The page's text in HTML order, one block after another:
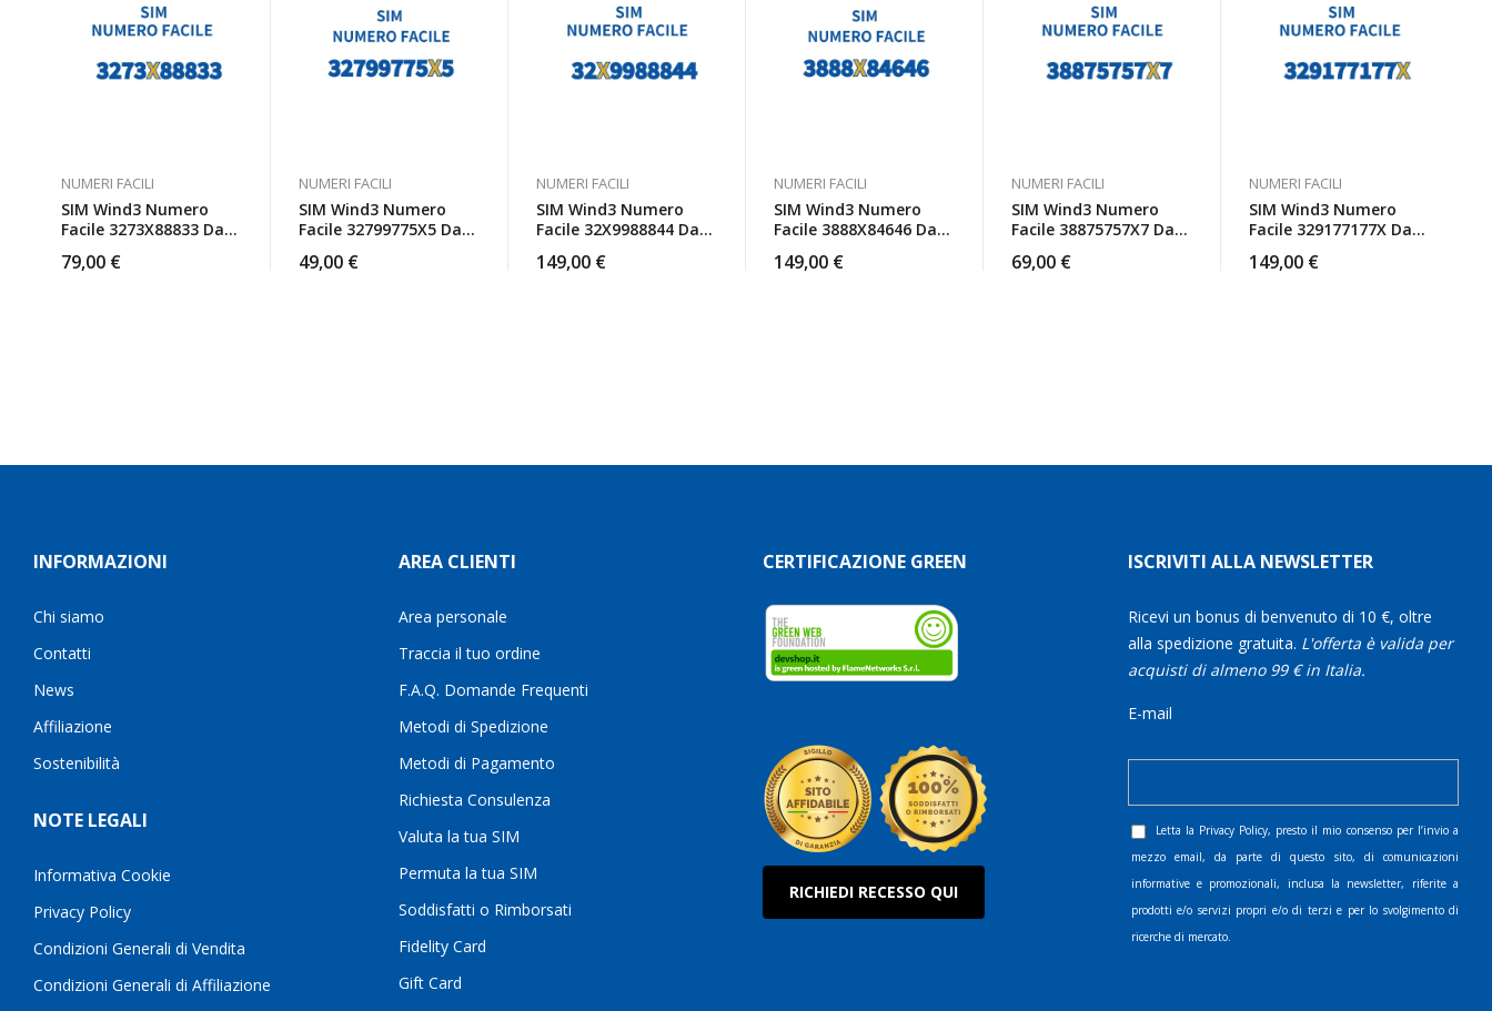
NUMERI FACILI
SIM Wind3 Numero
Facile 3273X88833 Da
79,00 €
NUMERI FACILI
SIM Wind3 Numero
Facile 32799775X5 Da
49,00 €
NUMERI FACILI
SIM Wind3 Numero
Facile 32X9988844 Da
149,00 €
NUMERI FACILI
SIM Wind3 Numero
Facile 3888X84646 Da
149,00 €
NUMERI FACILI
SIM Wind3 Numero
Facile 38875757X7 Da
69,00 €
NUMERI FACILI
SIM Wind3 Numero
Facile 329177177X Da
149,00 €
INFORMAZIONI
Chi siamo
Contatti
News
Affiliazione
Sostenibilità
NOTE LEGALI
Informativa Cookie
Privacy Policy
Condizioni Generali di Vendita
Condizioni Generali di Affiliazione
AREA CLIENTI
Area personale
Traccia il tuo ordine
F.A.Q. Domande Frequenti
Metodi di Spedizione
Metodi di Pagamento
Richiesta Consulenza
Valuta la tua SIM
Permuta la tua SIM
Soddisfatti o Rimborsati
Fidelity Card
Gift Card
CERTIFICAZIONE GREEN
RICHIEDI RECESSO QUI
ISCRIVITI ALLA NEWSLETTER
Ricevi un bonus di benvenuto di 10 €, oltre
alla spedizione gratuita. L'offerta è valida per
acquisti di almeno 99 € in Italia.
E-mail
Letta la Privacy Policy, presto il mio consenso per l’invio a
mezzo email, da parte di questo sito, di comunicazioni
informative e promozionali, inclusa la newsletter, riferite a
prodotti e/o servizi propri e/o di terzi e per lo svolgimento di
ricerche di mercato.